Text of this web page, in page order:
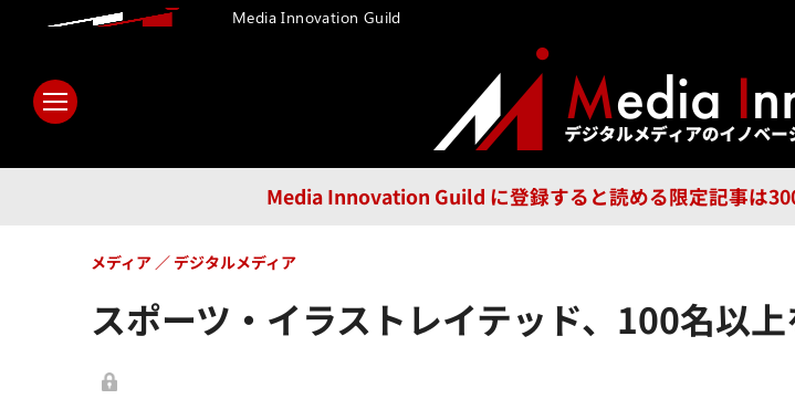
Media Innovation Guild に登録すると読める限定記事は
メディア テクノロジー 広告 企業
スポーツ・イラストレイテッド、100名以
メディア デジタルメディア
Media Innovation Guild